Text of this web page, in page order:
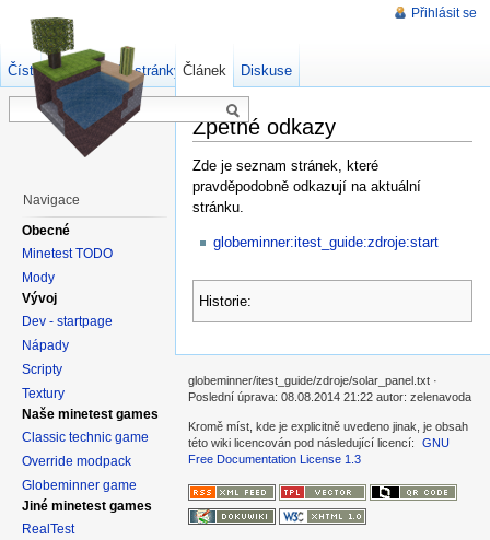
Zpětné odkazy
Zde je seznam stránek, které
pravděpodobně odkazují na aktuální
stránku.
globeminner:itest_guide:zdroje:start
Historie:
Přihlásit se
Článek Diskuse
Číst Zdrojový kód stránky Starší verze
Navigace
Obecné
Minetest TODO
Mody
Vývoj
Dev - startpage
Nápady
Scripty
Textury
Naše minetest games
Classic technic game
Override modpack
Globeminner game
Jiné minetest games
RealTest
globeminner/itest_guide/zdroje/solar_panel.txt ·
Poslední úprava: 08.08.2014 21:22 autor: zelenavoda
Kromě míst, kde je explicitně uvedeno jinak, je obsah
této wiki licencován pod následující licencí:
GNU
Free Documentation License 1.3